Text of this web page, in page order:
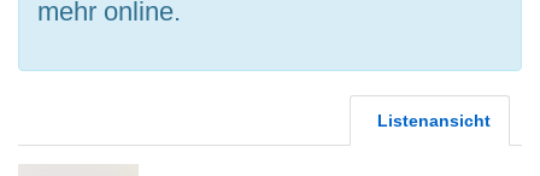
mehr online.
Listenansicht